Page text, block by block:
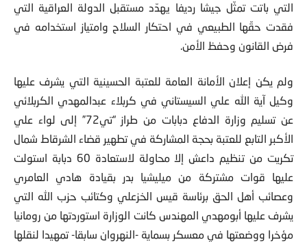
التي باتت تمثّل جيشا رديفا يهدّد مستقبل الدولة العراقية التي
فقدت حقّها الطبيعي في احتكار السلاح وامتياز استخدامه في
فرض القانون وحفظ الأمن.
ولم يكن إعلان الأمانة العامة للعتبة الحسينية التي يشرف عليها
وكيل آية الله علي السيستاني في كربلاء عبدالمهدي الكربلائي
عن تسليم وزارة الدفاع دبابات من طراز “تي72” إلى لواء علي
الأكبر التابع للعتبة بحجة المشاركة في تطهير قضاء الشرقاط شمال
تكريت من تنظيم داعش إلا محاولة لاستعادة 60 دبابة استولت
عليها قوات مشتركة من ميليشيا بدر بقيادة هادي العامري
وعصائب أهل الحق برئاسة قيس الخزعلي وكتائب حزب الله التي
يشرف عليها أبومهدي المهندس كانت الوزارة استوردتها من رومانيا
مؤخرا ووضعتها في معسكر بسماية -النهروان سابقا- تمهيدا لنقلها